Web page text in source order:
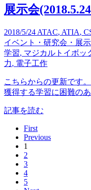
展示会
2018/5/24 ATAC, ATIA,
イベント・研究会・展
学習, マジカルトイボッ
力, 電子工作
こちらからの更新です
獲得する学習に困難の
記事を読む
First
Previous
1
2
3
4
5